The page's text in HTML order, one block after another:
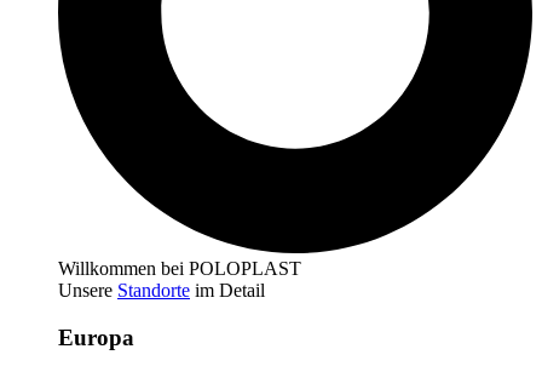
Willkommen bei POLOPLAST
Unsere Standorte im Detail
Europa